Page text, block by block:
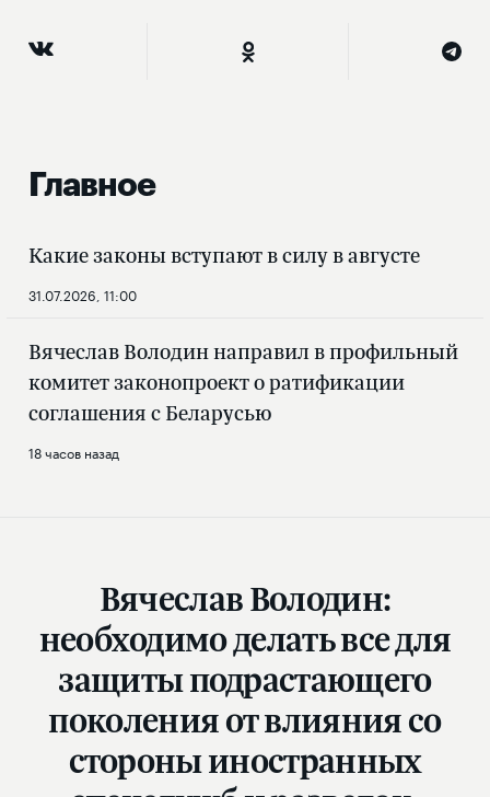
Главное
Какие законы вступают в силу в августе
31.07.2026, 11:00
Вячеслав Володин направил в профильный
комитет законопроект о ратификации
соглашения с Беларусью
18 часов назад
Вячеслав Володин:
необходимо делать все для
защиты подрастающего
поколения от влияния со
стороны иностранных